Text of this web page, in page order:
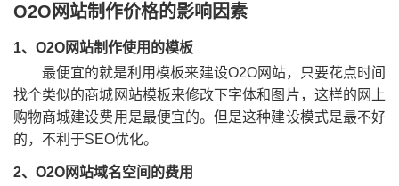
O2O网站制作价格的影响因素
1、O2O网站制作使用的模板
最便宜的就是利用模板来建设O2O网站，只要花点时间
找个类似的商城网站模板来修改下字体和图片，这样的网上
购物商城建设费用是最便宜的。但是这种建设模式是最不好
的，不利于SEO优化。
2、O2O网站域名空间的费用